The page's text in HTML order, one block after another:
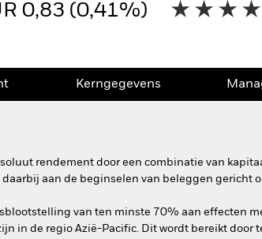
0,83 (0,41%)
Kerngegevens
rendement door een combinatie van
aan de beginselen van beleggen gericht
van ten minste 70% aan effecten
in de regio Azië-Pacific. Dit wordt bereikt